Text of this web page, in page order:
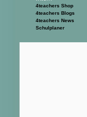
4teachers Shop
4teachers Blogs
4teachers News
Schulplaner